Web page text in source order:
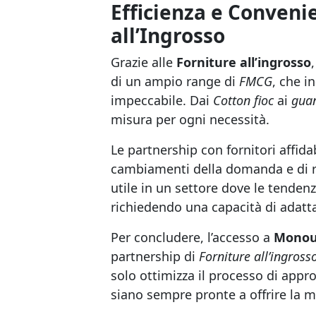
Efficienza e
all’Ingrosso
Grazie alle Forniture all’ingrosso
di un ampio range di FMCG, che
impeccabile. Dai Cotton fiocai
misura per ogni necessità.
Le partnership con fornitori
cambiamenti della domanda e
utile in un settore dove le
richiedendo una capacità di
Per concludere, l’accesso a
partnership di Forniture
solo ottimizza il processo di
siano sempre pronte a offrire la